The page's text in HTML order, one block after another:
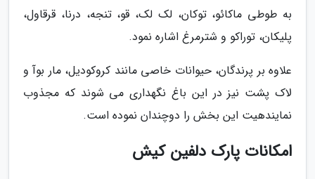
به طوطی ماکائو، توکان، لک لک، قو، تنجه، درنا، قرقاول،
پلیکان، توراکو و شترمرغ اشاره نمود.
علاوه بر پرندگان، حیوانات خاصی مانند کروکودیل، مار بوآ و
لاک پشت نیز در این باغ نگهداری می شوند که مجذوب
نمایندهیت این بخش را دوچندان نموده است.
امکانات پارک دلفین کیش